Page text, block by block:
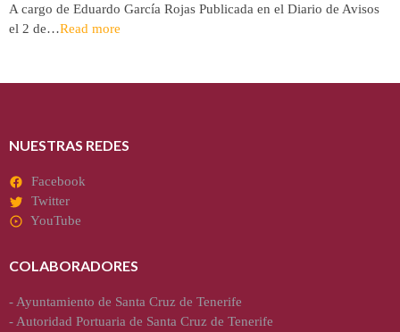
A cargo de Eduardo García Rojas Publicada en el Diario de Avisos
el 2 de…Read more
NUESTRAS REDES
Facebook
Twitter
YouTube
COLABORADORES
- Ayuntamiento de Santa Cruz de Tenerife
- Autoridad Portuaria de Santa Cruz de Tenerife